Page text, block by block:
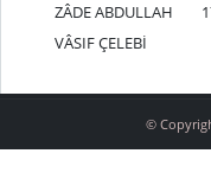
ZÂDE ABDULLAH
VÂSIF ÇELEBİ
©